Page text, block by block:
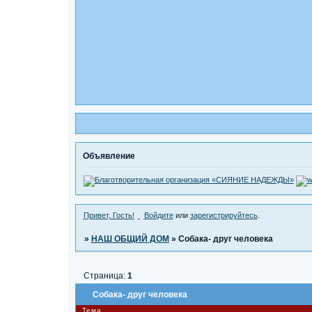
Объявление
Привет, Гость! Войдитеили зарегистрируйтесь.
» НАШ ОБЩИЙ ДОМ » Собака- друг человека
Собака- друг человека
Страница: 1
Тема